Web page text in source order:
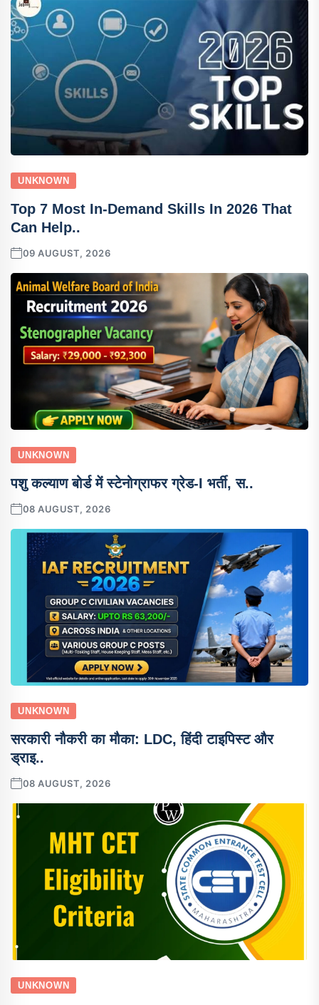
UNKNOWN
Top 7 Most In-Demand Skills In 2026 That
Can Help..
09 AUGUST, 2026
UNKNOWN
पशु कल्याण बोर्ड में स्टेनोग्राफर ग्रेड-I भर्ती, स..
08 AUGUST, 2026
UNKNOWN
सरकारी नौकरी का मौका: LDC, हिंदी टाइपिस्ट और
ड्राइ..
08 AUGUST, 2026
UNKNOWN